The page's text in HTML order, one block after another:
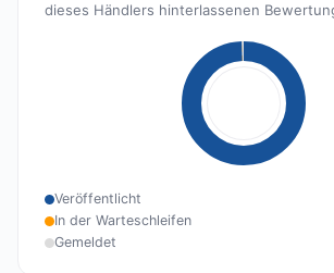
dieses Händlers hinterlassenen
Veröffentlicht
In der Warteschleifen
Gemeldet